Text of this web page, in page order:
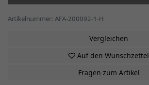
Artikelnummer: AFA-200092-1-H
Vergleichen
Auf den Wunschzettel
Fragen zum Artikel